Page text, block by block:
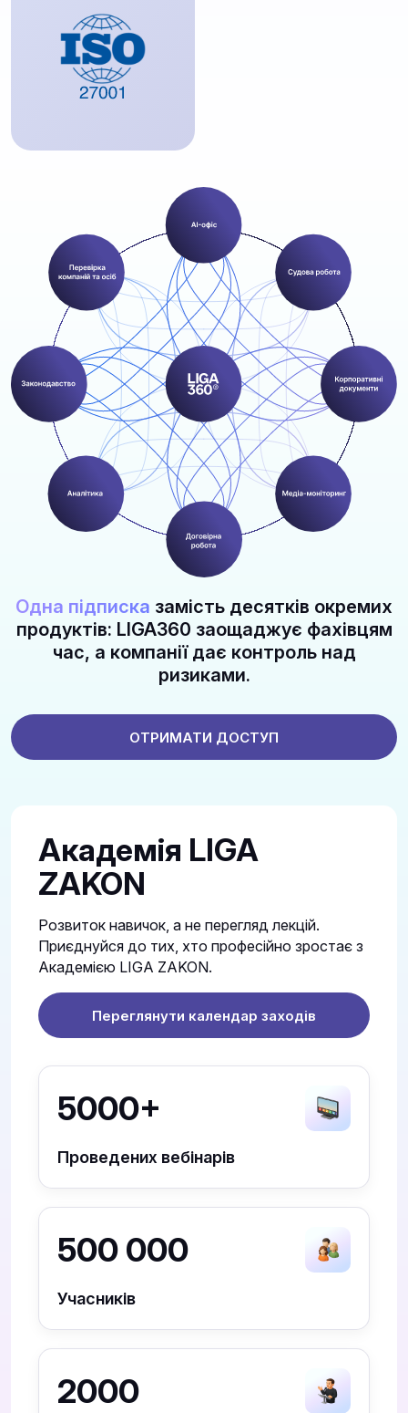
Одна підписка замість десятків окремих
продуктів: LIGA360 заощаджує фахівцям
час, а компанії дає контроль над
ризиками.
ОТРИМАТИ ДОСТУП
Академія LIGA
ZAKON
Розвиток навичок, а не перегляд лекцій.
Приєднуйся до тих, хто професійно зростає з
Академією LIGA ZAKON.
Переглянути календар заходів
5000+
Проведених вебінарів
500 000
Учасників
2000